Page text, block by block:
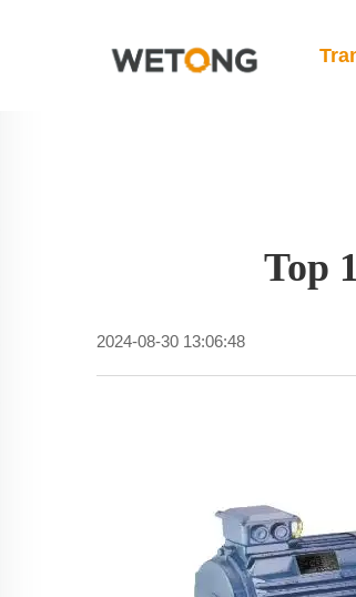
Top
2024-08-30 13:06:48